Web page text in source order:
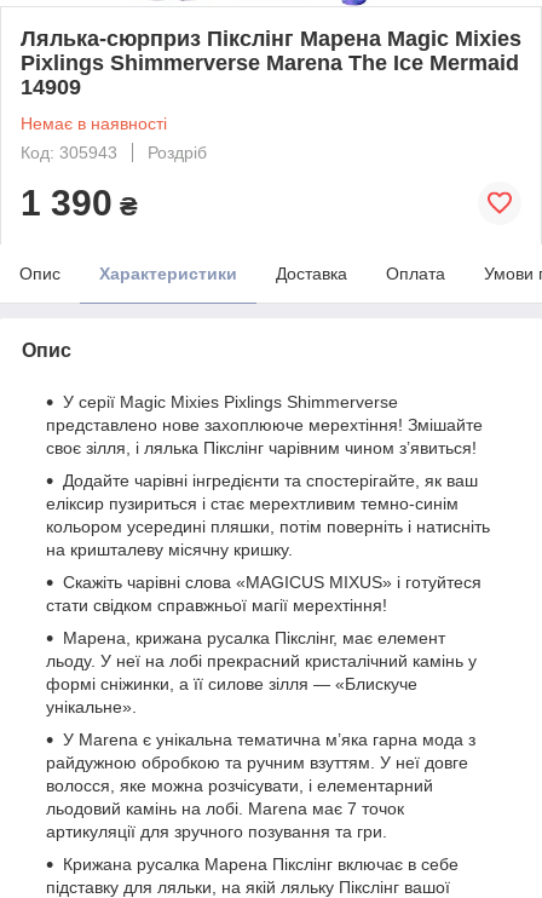
Лялька-сюрприз Пікслінг Марена Magic Mixies
Pixlings Shimmerverse Marena The Ice Mermaid
14909
Немає в наявності
Код: 305943
Роздріб
1 390 ₴
Опис Характеристики Доставка Оплата Умови
Опис
У серії Magic Mixies Pixlings Shimmerverse
представлено нове захоплююче мерехтіння! Змішайте
своє зілля, і лялька Пікслінг чарівним чином з’явиться!
Додайте чарівні інгредієнти та спостерігайте, як ваш
еліксир пузириться і стає мерехтливим темно-синім
кольором усередині пляшки, потім поверніть і натисніть
на кришталеву місячну кришку.
Скажіть чарівні слова «MAGICUS MIXUS» і готуйтеся
стати свідком справжньої магії мерехтіння!
Марена, крижана русалка Пікслінг, має елемент
льоду. У неї на лобі прекрасний кристалічний камінь у
формі сніжинки, а її силове зілля — «Блискуче
унікальне».
У Marena є унікальна тематична м’яка гарна мода з
райдужною обробкою та ручним взуттям. У неї довге
волосся, яке можна розчісувати, і елементарний
льодовий камінь на лобі. Marena має 7 точок
артикуляції для зручного позування та гри.
Крижана русалка Марена Пікслінг включає в себе
підставку для ляльки, на якій ляльку Пікслінг вашої